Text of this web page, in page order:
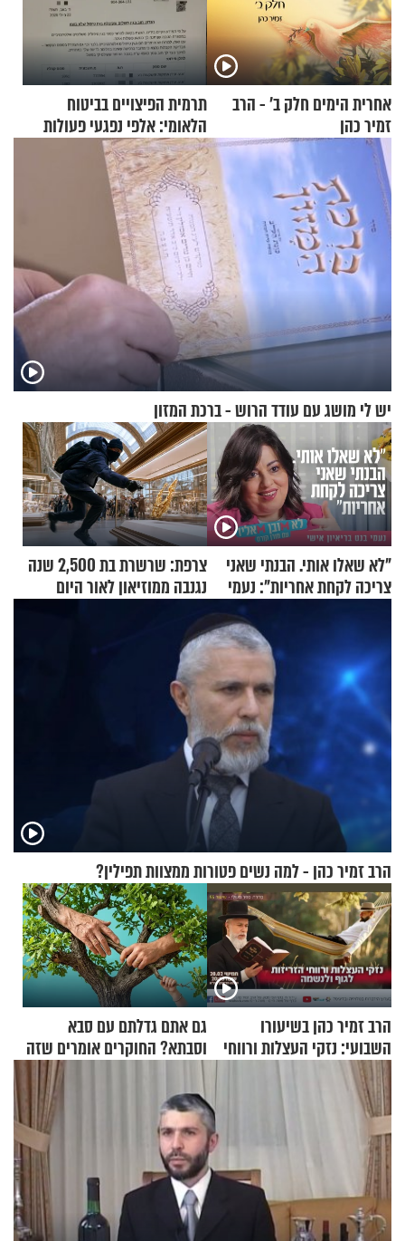
אחרית הימים חלק ב’ - הרב
זמיר כהן
תרמית הפיצויים בביטוח
הלאומי: אלפי נפגעי פעולות
איבה קיבלו כספים במירמה
יש לי מושג עם עודד הרוש - ברכת המזון
"לא שאלו אותי. הבנתי שאני
צריכה לקחת אחריות": נעמי
צרפת: שרשרת בת 2,500 שנה
נגנבה ממוזיאון לאור היום
הרב זמיר כהן - למה נשים פטורות ממצוות תפילין?
הרב זמיר כהן בשיעורו
השבועי: נזקי העצלות ורווחי
הזריזות לגוף ולנשמה
גם אתם גדלתם עם סבא
וסבתא? החוקרים אומרים שזה
מתכון מנצח